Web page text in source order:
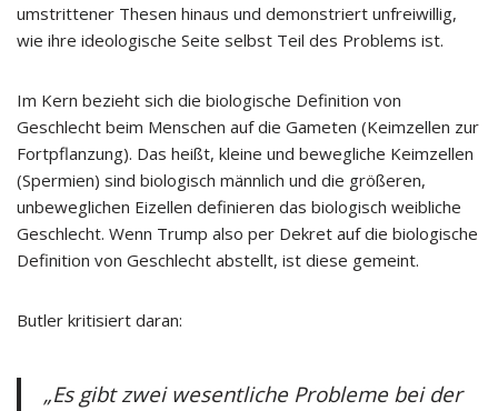
umstrittener Thesen hinaus und demonstriert unfreiwillig,
wie ihre ideologische Seite selbst Teil des Problems ist.
Im Kern bezieht sich die biologische Definition von
Geschlecht beim Menschen auf die Gameten (Keimzellen zur
Fortpflanzung). Das heißt, kleine und bewegliche Keimzellen
(Spermien) sind biologisch männlich und die größeren,
unbeweglichen Eizellen definieren das biologisch weibliche
Geschlecht. Wenn Trump also per Dekret auf die biologische
Definition von Geschlecht abstellt, ist diese gemeint.
Butler kritisiert daran:
„Es gibt zwei wesentliche Probleme bei der